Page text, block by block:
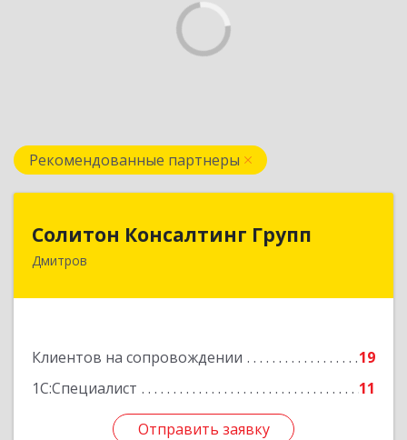
Рекомендованные партнеры
Солитон Консалтинг Групп
Дмитров
Клиентов на сопровождении
19
1С:Специалист
11
Отправить заявку
141804, Московская обл, г.о. Дмитровский,
Отправить заявку